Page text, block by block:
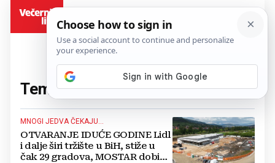
Tema:prodaja(150 članaka)
MNOGI JEDVA ČEKAJU...
OTVARANJE IDUĆE GODINE Lidl
i dalje širi tržište u BiH, stiže u
čak 29 gradova, MOSTAR dobiva